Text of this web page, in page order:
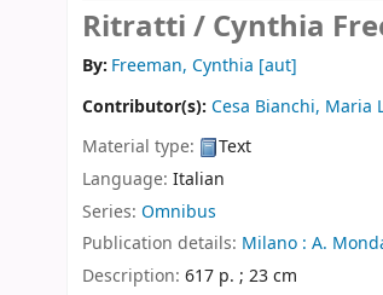
Ritratti /Cynthia
By: Freeman, Cynthia [aut]
Contributor(s): Cesa Bianchi, Maria
Material type:
Text
Language: Italian
Series: Omnibus
Publication details: Milano : A.
Description: 617 p. ; 23 cm